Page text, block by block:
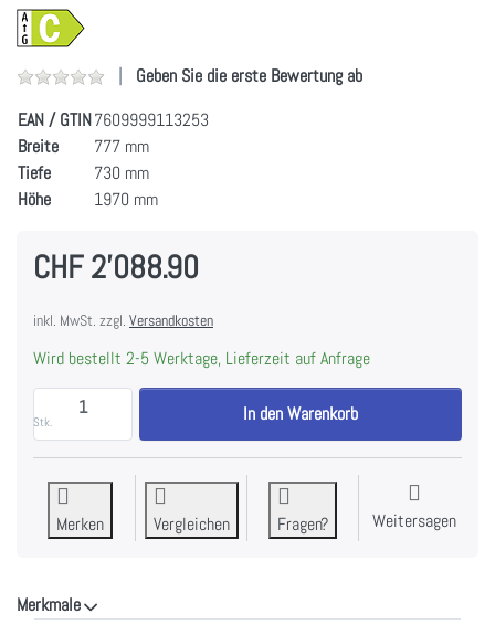
Geben Sie die erste Bewertung ab
EAN / GTIN7609999113253
Breite
777 mm
Tiefe
730 mm
Höhe
1970 mm
CHF 2'088.90
inkl. MwSt. zzgl. Versandkosten
Wird bestellt 2-5 Werktage, Lieferzeit auf Anfrage
Stk.
FORS GUFV 6000 W Gastronomie-Gefrierschrank,
In den Warenkorb
Merken Vergleichen Fragen? Weitersagen
Merkmale